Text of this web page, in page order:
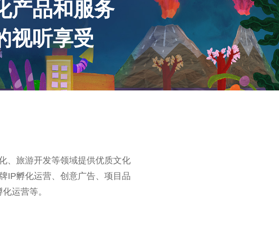
产品和服务
视听享受
、旅游开发等领域提供优质文化
IP孵化运营、创意广告、项目品
运营等。